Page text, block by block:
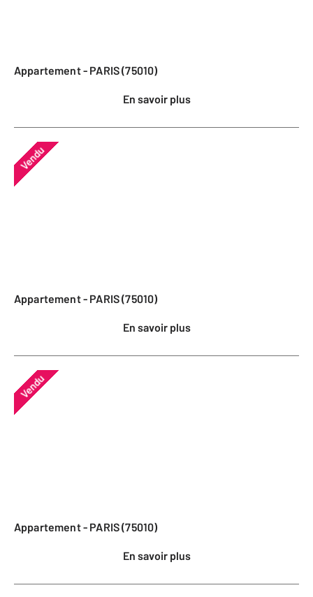
Appartement - PARIS (75010)
En savoir plus
Vendu
Appartement - PARIS (75010)
En savoir plus
Vendu
Appartement - PARIS (75010)
En savoir plus